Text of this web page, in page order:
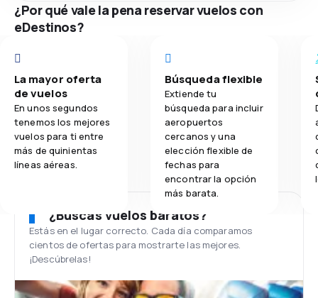
¿Por qué vale la pena reservar vuelos con
eDestinos?
La mayor oferta
de vuelos
En unos segundos
tenemos los mejores
vuelos para ti entre
más de quinientas
líneas aéreas.
Búsqueda flexible
Extiende tu
búsqueda para incluir
aeropuertos
cercanos y una
elección flexible de
fechas para
encontrar la opción
más barata.
¿Buscas vuelos baratos?
Estás en el lugar correcto. Cada día comparamos
cientos de ofertas para mostrarte las mejores.
¡Descúbrelas!